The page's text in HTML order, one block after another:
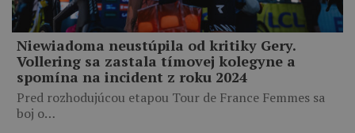
Niewiadoma neustúpila od kritiky Gery.
Vollering sa zastala tímovej kolegyne a
spomína na incident z roku 2024
Pred rozhodujúcou etapou Tour de France Femmes sa
boj o…